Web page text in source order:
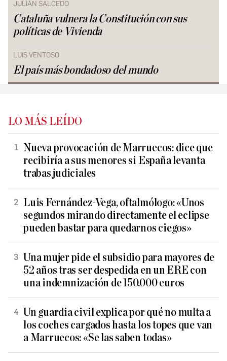
JULIÁN SALCEDO
Cataluña vulnera la Constitución con sus
políticas de Vivienda
LUIS VENTOSO
El país más bondadoso del mundo
LO MÁS LEÍDO
Nueva provocación de Marruecos: dice que
recibiría a sus menores si España levanta
trabas judiciales
Luis Fernández-Vega, oftalmólogo: «Unos
segundos mirando directamente el eclipse
pueden bastar para quedarnos ciegos»
Una mujer pide el subsidio para mayores de
52 años tras ser despedida en un ERE con
una indemnización de 150.000 euros
Un guardia civil explica por qué no multa a
los coches cargados hasta los topes que van
a Marruecos: «Se las saben todas»